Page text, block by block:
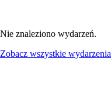
Nie znaleziono wydarzeń.
Zobacz wszystkie wydarzenia